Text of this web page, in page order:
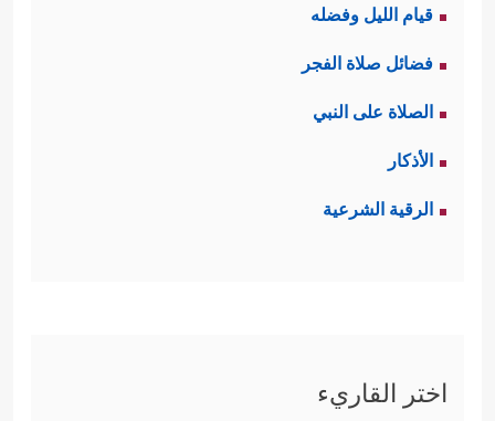
قيام الليل وفضله
فضائل صلاة الفجر
الصلاة على النبي
الأذكار
الرقية الشرعية
اختر القاريء